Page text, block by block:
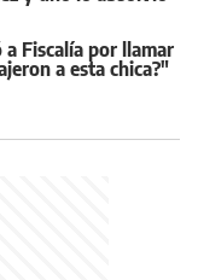
Fiscalía por llamar
a esta chica?"